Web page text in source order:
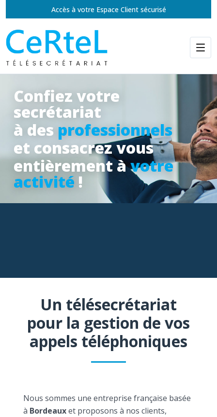
Accès à votre Espace Client sécurisé
Confiez votre
secrétariat
à des professionnels
et consacrez vous
entièrement àvotre
activité !
Un télésecrétariat
pour la gestion de vos
appels téléphoniques
Nous sommes une entreprise française basée
à Bordeauxet proposons à nos clients,